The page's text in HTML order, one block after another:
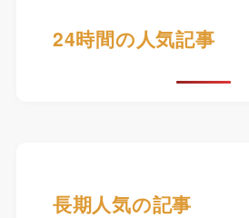
24時間の人気記事
長期人気の記事